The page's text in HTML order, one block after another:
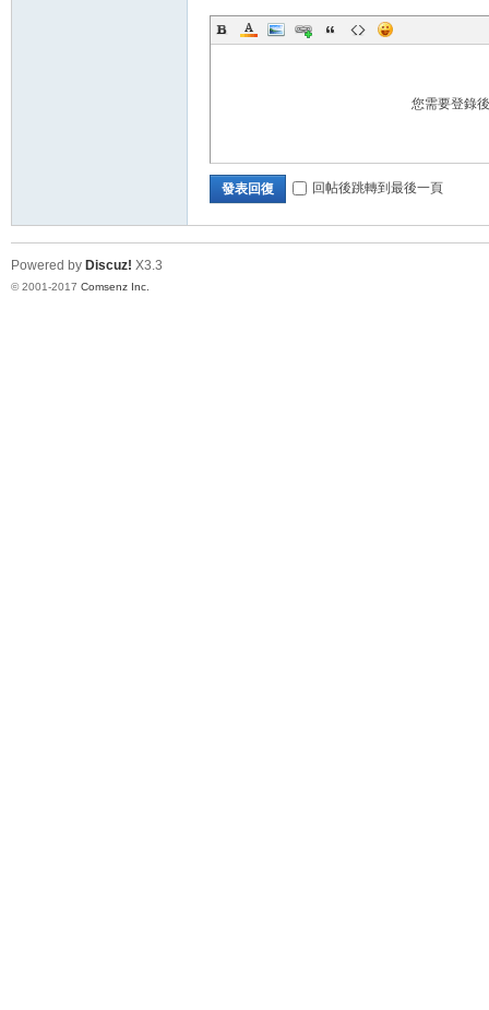
您需要登錄
發表回復 回帖後跳轉到最後一頁
Powered by Discuz! X3.3
© 2001-2017 Comsenz Inc.